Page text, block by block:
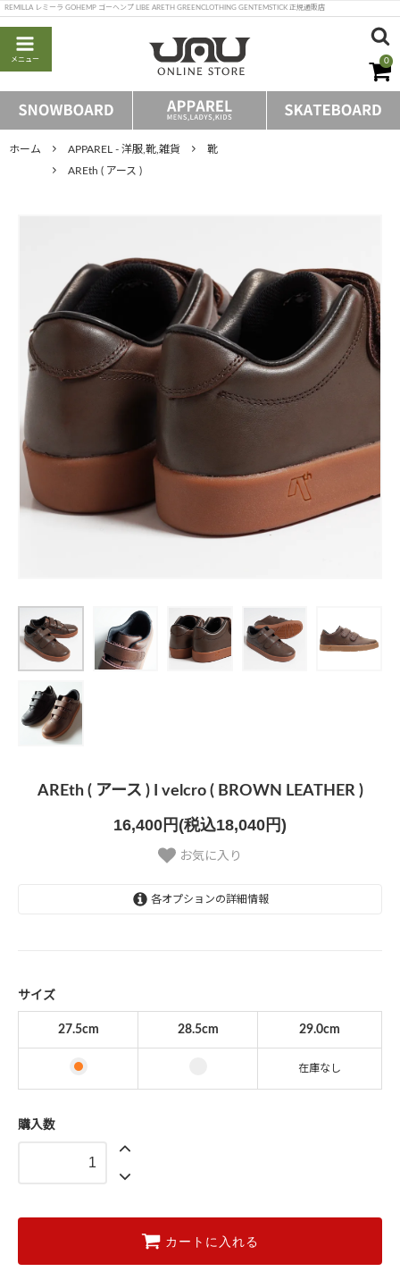
REMILLA レミーラ GOHEMP ゴーヘンプ LIBE ARETH GREENCLOTHING GENTEMSTICK 正規通販店
メニュー 0
ホーム APPAREL - 洋服,靴,雑貨 靴
AREth ( アース )
AREth ( アース ) I velcro ( BROWN LEATHER )
16,400円(税込18,040円)
お気に入り
各オプションの詳細情報
サイズ
27.5cm 28.5cm 29.0cm
在庫なし
購入数
カートに入れる